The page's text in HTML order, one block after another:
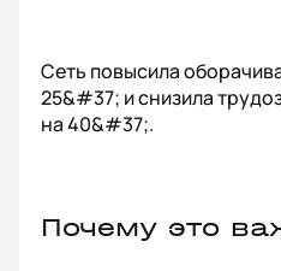
Сеть повысила
25&#37; и снизила
на 40&#37;.
Почему это